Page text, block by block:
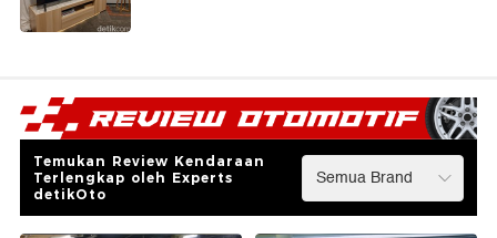
Temukan Review Kendaraan
Terlengkap oleh Experts
detikOto